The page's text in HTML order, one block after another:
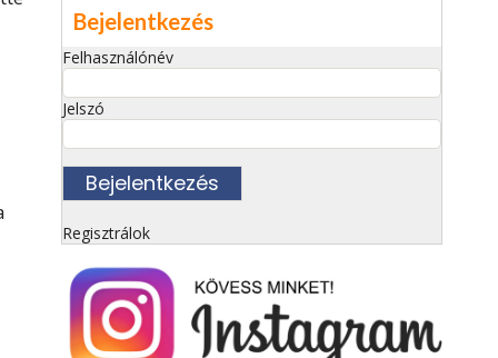
Bejelentkezés
Felhasználónév
Jelszó
Regisztrálok